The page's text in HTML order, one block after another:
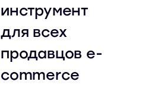
инструмент
для всех
продавцов e-
commerce